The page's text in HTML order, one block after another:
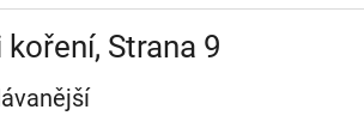
koření, Strana 9